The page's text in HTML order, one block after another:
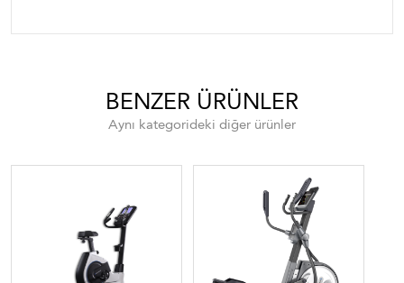
BENZER ÜRÜNLER
Aynı kategorideki diğer ürünler